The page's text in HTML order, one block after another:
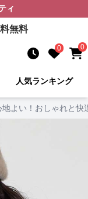
ィ
無料
0 0
人気ランキング
地よい！おしゃれと